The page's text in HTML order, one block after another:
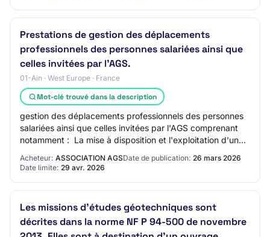
Prestations de gestion des déplacements
professionnels des personnes salariées ainsi que
celles invitées par l'AGS.
01-Ain · West Europe · France
Mot-clé trouvé dans la description
gestion des déplacements professionnels des personnes
salariées ainsi que celles invitées par l'AGS comprenant
notamment :  La mise à disposition et l'exploitation d'une
Acheteur: ASSOCIATION AGSDate de publication: 26 mars 2026
Date limite: 29 avr. 2026
Les missions d’études géotechniques sont
décrites dans la norme NF P 94-500 de novembre